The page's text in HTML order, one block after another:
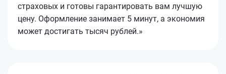
страховых и готовы гарантировать вам лучшую
цену. Оформление занимает 5 минут, а экономия
может достигать тысяч рублей.»